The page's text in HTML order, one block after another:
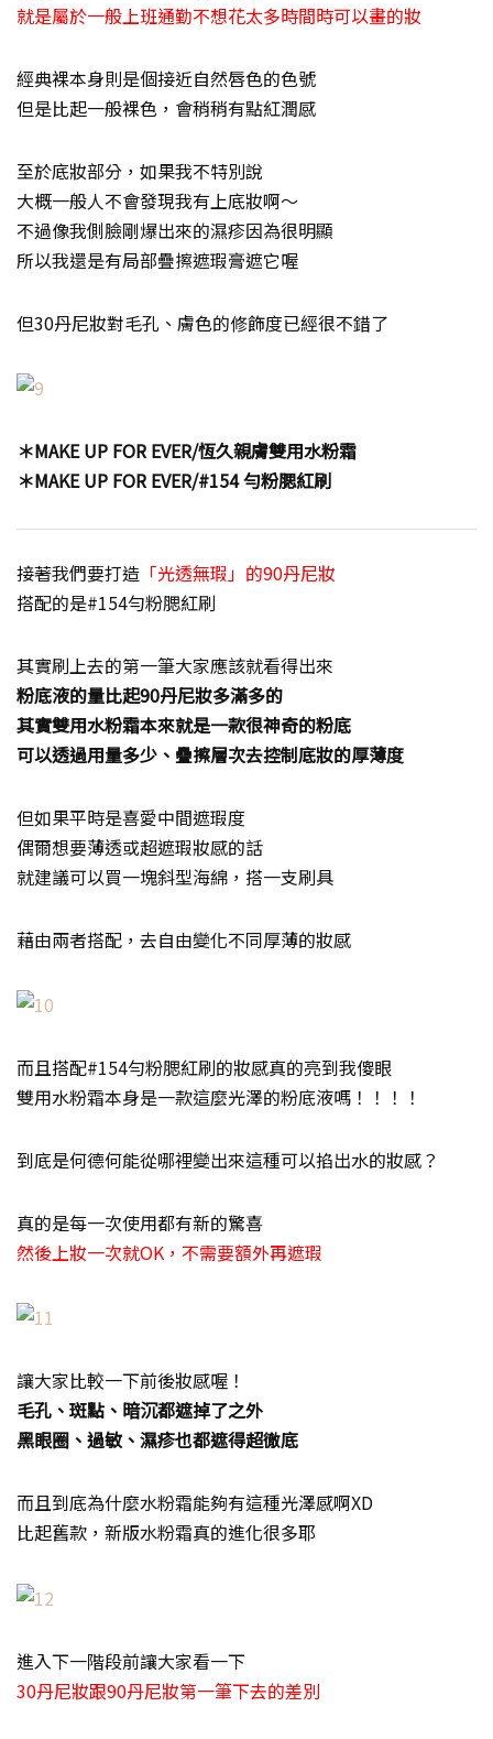
就是屬於一般上班通勤不想花太多時間時可以畫的妝
經典裸本身則是個接近自然唇色的色號
但是比起一般裸色，會稍稍有點紅潤感
至於底妝部分，如果我不特別說
大概一般人不會發現我有上底妝啊～
不過像我側臉剛爆出來的濕疹因為很明顯
所以我還是有局部疊擦遮瑕膏遮它喔
但30丹尼妝對毛孔、膚色的修飾度已經很不錯了
＊MAKE UP FOR EVER/恆久親膚雙用水粉霜
＊MAKE UP FOR EVER/#154 勻粉腮紅刷
接著我們要打造 「光透無瑕」的90丹尼妝
搭配的是#154勻粉腮紅刷
其實刷上去的第一筆大家應該就看得出來
粉底液的量比起90丹尼妝多滿多的
其實雙用水粉霜本來就是一款很神奇的粉底
可以透過用量多少、疊擦層次去控制底妝的厚薄度
但如果平時是喜愛中間遮瑕度
偶爾想要薄透或超遮瑕妝感的話
就建議可以買一塊斜型海綿，搭一支刷具
藉由兩者搭配，去自由變化不同厚薄的妝感
而且搭配#154勻粉腮紅刷的妝感真的亮到我傻眼
雙用水粉霜本身是一款這麼光澤的粉底液嗎！！！！
到底是何德何能從哪裡變出來這種可以掐出水的妝感？
真的是每一次使用都有新的驚喜
然後上妝一次就OK，不需要額外再遮瑕
讓大家比較一下前後妝感喔！
毛孔、斑點、暗沉都遮掉了之外
黑眼圈、過敏、濕疹也都遮得超徹底
而且到底為什麼水粉霜能夠有這種光澤感啊XD
比起舊款，新版水粉霜真的進化很多耶
進入下一階段前讓大家看一下
30丹尼妝跟90丹尼妝第一筆下去的差別